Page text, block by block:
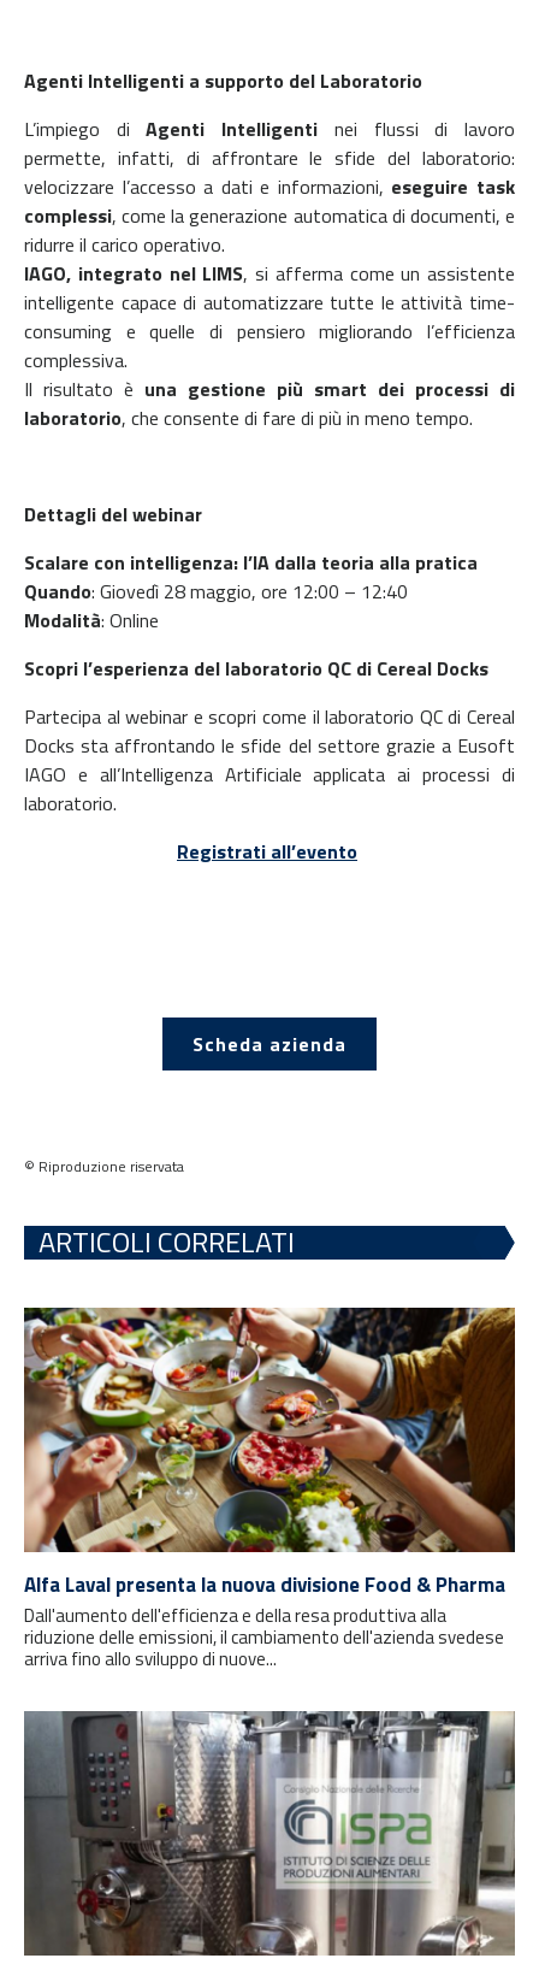
Agenti Intelligenti a supporto del Laboratorio
L’impiego diAgenti Intelligenti nei flussi di lavoro
permette, infatti, di affrontare le sfide del laboratorio:
velocizzare l’accesso a dati e informazioni, eseguire task
complessi, come la generazione automatica di documenti, e
ridurre il carico operativo.
IAGO, integrato nel LIMS, si afferma come un assistente
intelligente capace di automatizzare tutte le attività time-
consuming e quelle di pensiero migliorando l’efficienza
complessiva.
Il risultato è una gestione più smart dei processi di
laboratorio, che consente di fare di più in meno tempo.
Dettagli del webinar
Scalare con intelligenza: l’IA dalla teoria alla pratica
Quando: Giovedì 28 maggio, ore 12:00 – 12:40
Modalità: Online
Scopri l’esperienza del laboratorio QC di Cereal Docks
Partecipa al webinar e scopri come il laboratorio QC di Cereal
Docks sta affrontando le sfide del settore grazie a Eusoft
IAGO e all’Intelligenza Artificiale applicata ai processi di
laboratorio.
Registrati all’evento
Scheda azienda
© Riproduzione riservata
ARTICOLI CORRELATI
Alfa Laval presenta la nuova divisione Food & Pharma
Dall'aumento dell'efficienza e della resa produttiva alla
riduzione delle emissioni, il cambiamento dell'azienda svedese
arriva fino allo sviluppo di nuove...